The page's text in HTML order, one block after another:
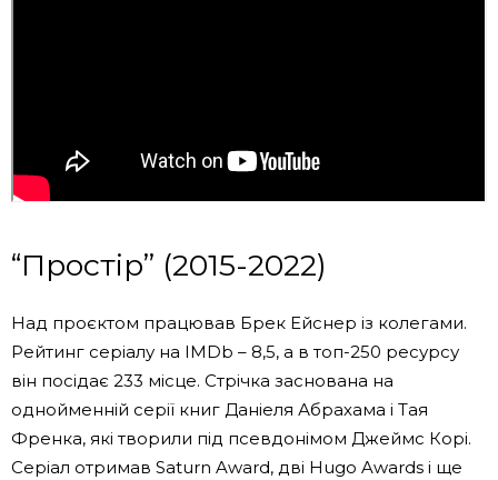
“Простір” (2015-2022)
Над проєктом працював Брек Ейснер із колегами.
Рейтинг серіалу на IMDb – 8,5, а в топ-250 ресурсу
він посідає 233 місце. Стрічка заснована на
однойменній серії книг Даніеля Абрахама і Тая
Френка, які творили під псевдонімом Джеймс Корі.
Серіал отримав Saturn Award, дві Hugo Awards і ще